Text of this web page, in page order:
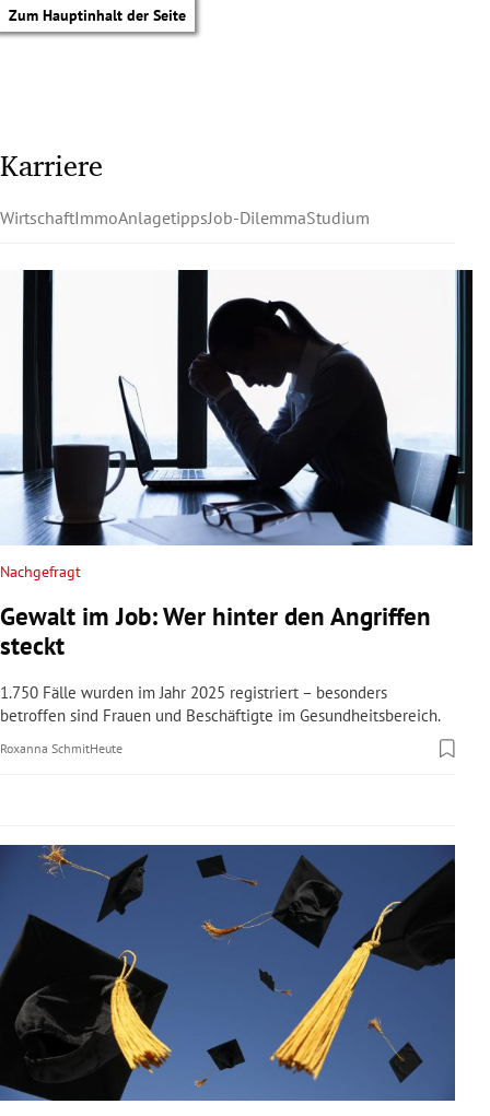
Zum Hauptinhalt der Seite
Untermenü
Untermenü
Untermenü
Untermenü
Untermenü
Untermenü
Untermenü
Karriere
WirtschaftImmoAnlagetippsJob-DilemmaStudium
Nachgefragt
Gewalt im Job: Wer hinter den Angriffen
steckt
1.750 Fälle wurden im Jahr 2025 registriert – besonders
betroffen sind Frauen und Beschäftigte im Gesundheitsbereich.
Roxanna SchmitHeute